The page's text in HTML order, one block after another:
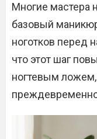
Многие мастера
базовый
ноготков перед
что этот шаг
ногтевым